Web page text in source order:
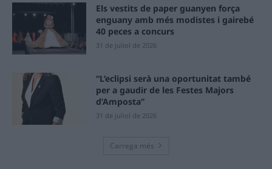
Els vestits de paper guanyen força
enguany amb més modistes i gairebé
40 peces a concurs
31 de juliol de 2026
“L’eclipsi serà una oportunitat també
per a gaudir de les Festes Majors
d’Amposta”
31 de juliol de 2026
Carrega més